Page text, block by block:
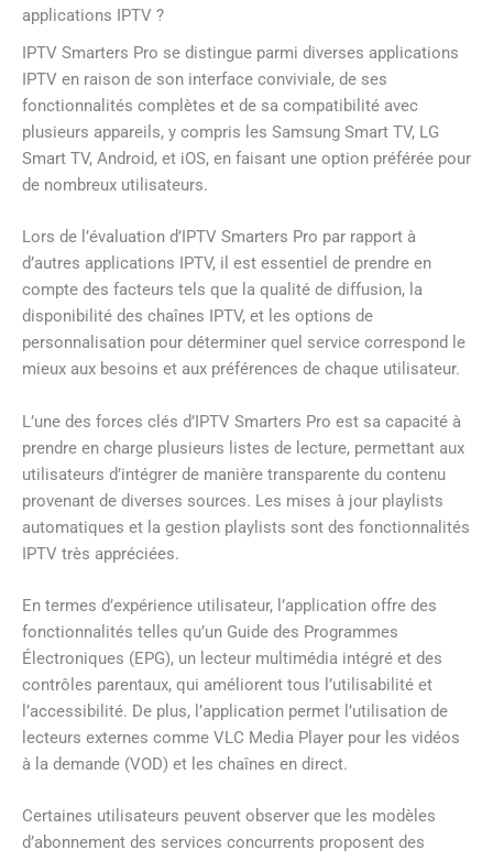
applications IPTV ?
IPTV Smarters Pro se distingue parmi diverses applications
IPTV en raison de son interface conviviale, de ses
fonctionnalités complètes et de sa compatibilité avec
plusieurs appareils, y compris les Samsung Smart TV, LG
Smart TV, Android, et iOS, en faisant une option préférée pour
de nombreux utilisateurs.
Lors de l’évaluation d’IPTV Smarters Pro par rapport à
d’autres applications IPTV, il est essentiel de prendre en
compte des facteurs tels que la qualité de diffusion, la
disponibilité des chaînes IPTV, et les options de
personnalisation pour déterminer quel service correspond le
mieux aux besoins et aux préférences de chaque utilisateur.
L’une des forces clés d’IPTV Smarters Pro est sa capacité à
prendre en charge plusieurs listes de lecture, permettant aux
utilisateurs d’intégrer de manière transparente du contenu
provenant de diverses sources. Les mises à jour playlists
automatiques et la gestion playlists sont des fonctionnalités
IPTV très appréciées.
En termes d’expérience utilisateur, l’application offre des
fonctionnalités telles qu’un Guide des Programmes
Électroniques (EPG), un lecteur multimédia intégré et des
contrôles parentaux, qui améliorent tous l’utilisabilité et
l’accessibilité. De plus, l’application permet l’utilisation de
lecteurs externes comme VLC Media Player pour les vidéos
à la demande (VOD) et les chaînes en direct.
Certaines utilisateurs peuvent observer que les modèles
d’abonnement des services concurrents proposent des